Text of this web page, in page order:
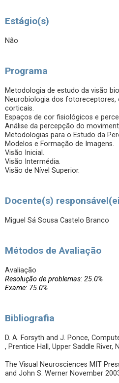
Estágio(s)
Não
Programa
Metodologia de estudo da visão
Neurobiologia dos fotoreceptores,
corticais.
Espaços de cor fisiológicos e
Análise da percepção do
Metodologias para o Estudo da
Modelos e Formação de Imagens.
Visão Inicial.
Visão Intermédia.
Visão de Nível Superior.
Docente(s)
Miguel Sá Sousa Castelo Branco
Métodos de Avaliação
Avaliação
Resolução de problemas: 25.0%
Exame: 75.0%
Bibliografia
D. A. Forsyth and J. Ponce,
, Prentice Hall, Upper Saddle River,
The Visual Neurosciences MIT
and John S. Werner November